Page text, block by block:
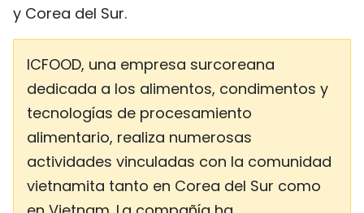
y Corea del Sur.
ICFOOD, una empresa surcoreana
dedicada a los alimentos, condimentos y
tecnologías de procesamiento
alimentario, realiza numerosas
actividades vinculadas con la comunidad
vietnamita tanto en Corea del Sur como